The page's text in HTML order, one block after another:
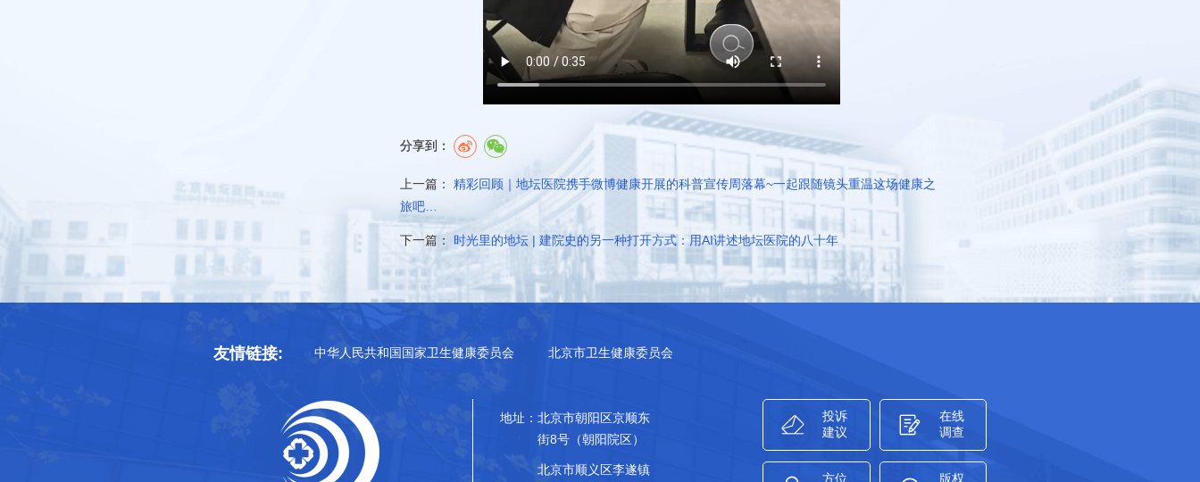
分享到：
上一篇：
精彩回顾｜地坛医院携手微博健康开展的科普宣传周落幕~一起跟随镜头重温这场健康之
旅吧…
下一篇： 时光里的地坛 | 建院史的另一种打开方式：用AI讲述地坛医院的八十年
友情链接: 中华人民共和国国家卫生健康委员会 北京市卫生健康委员会
地址：北京市朝阳区京顺东
街8号（朝阳院区）
北京市顺义区李遂镇
投诉
建议
在线
调查
方位 版权